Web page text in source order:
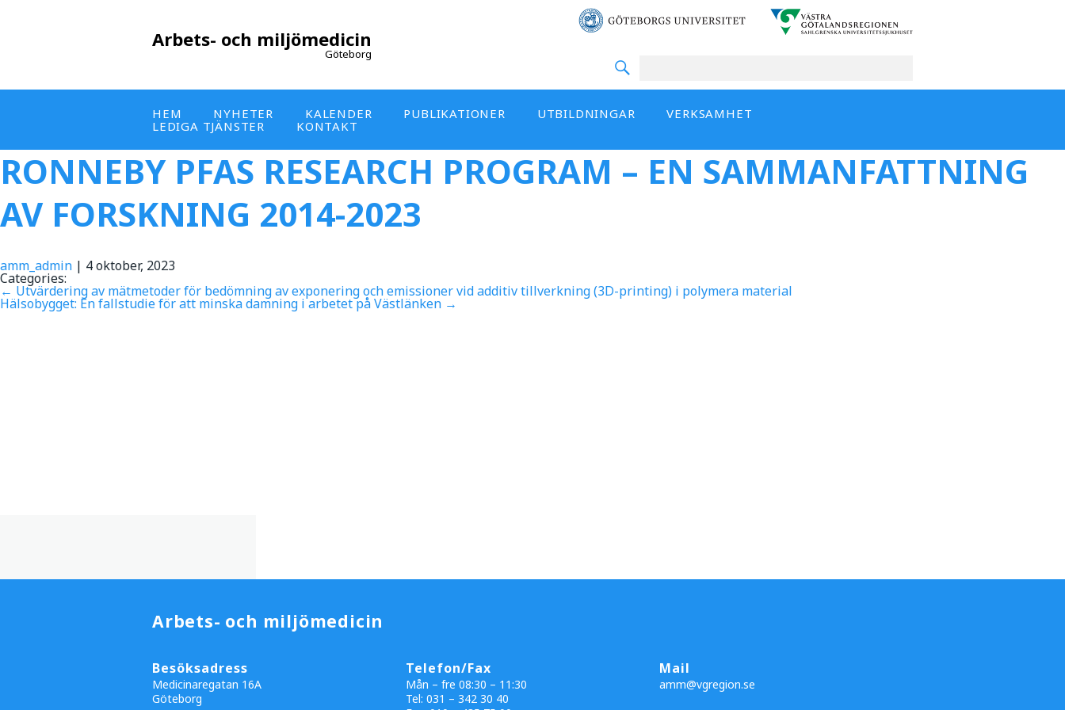
Arbets- och miljömedicin
Göteborg
HEM NYHETER KALENDER PUBLIKATIONER UTBILDNINGAR
VERKSAMHET
LEDIGA TJÄNSTER
KONTAKT
RONNEBY PFAS RESEARCH PROGRAM – EN SAMMANFATTNING
AV FORSKNING 2014-2023
amm_admin | 4 oktober, 2023
Categories:
← Utvärdering av mätmetoder för bedömning av exponering och emissioner vid additiv tillverkning (3D-printing) i polymera material
Hälsobygget: En fallstudie för att minska damning i arbetet på Västlänken →
Arbets- och miljömedicin
Besöksadress
Medicinaregatan 16A
Göteborg
Telefon/Fax
Mån – fre 08:30 – 11:30
Tel: 031 – 342 30 40
Mail
amm@vgregion.se